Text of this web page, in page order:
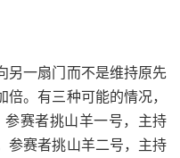
另一扇门而不是维持原先
。有三种可能的情况，
赛者挑山羊一号，主持
参赛者挑山羊二号，主持